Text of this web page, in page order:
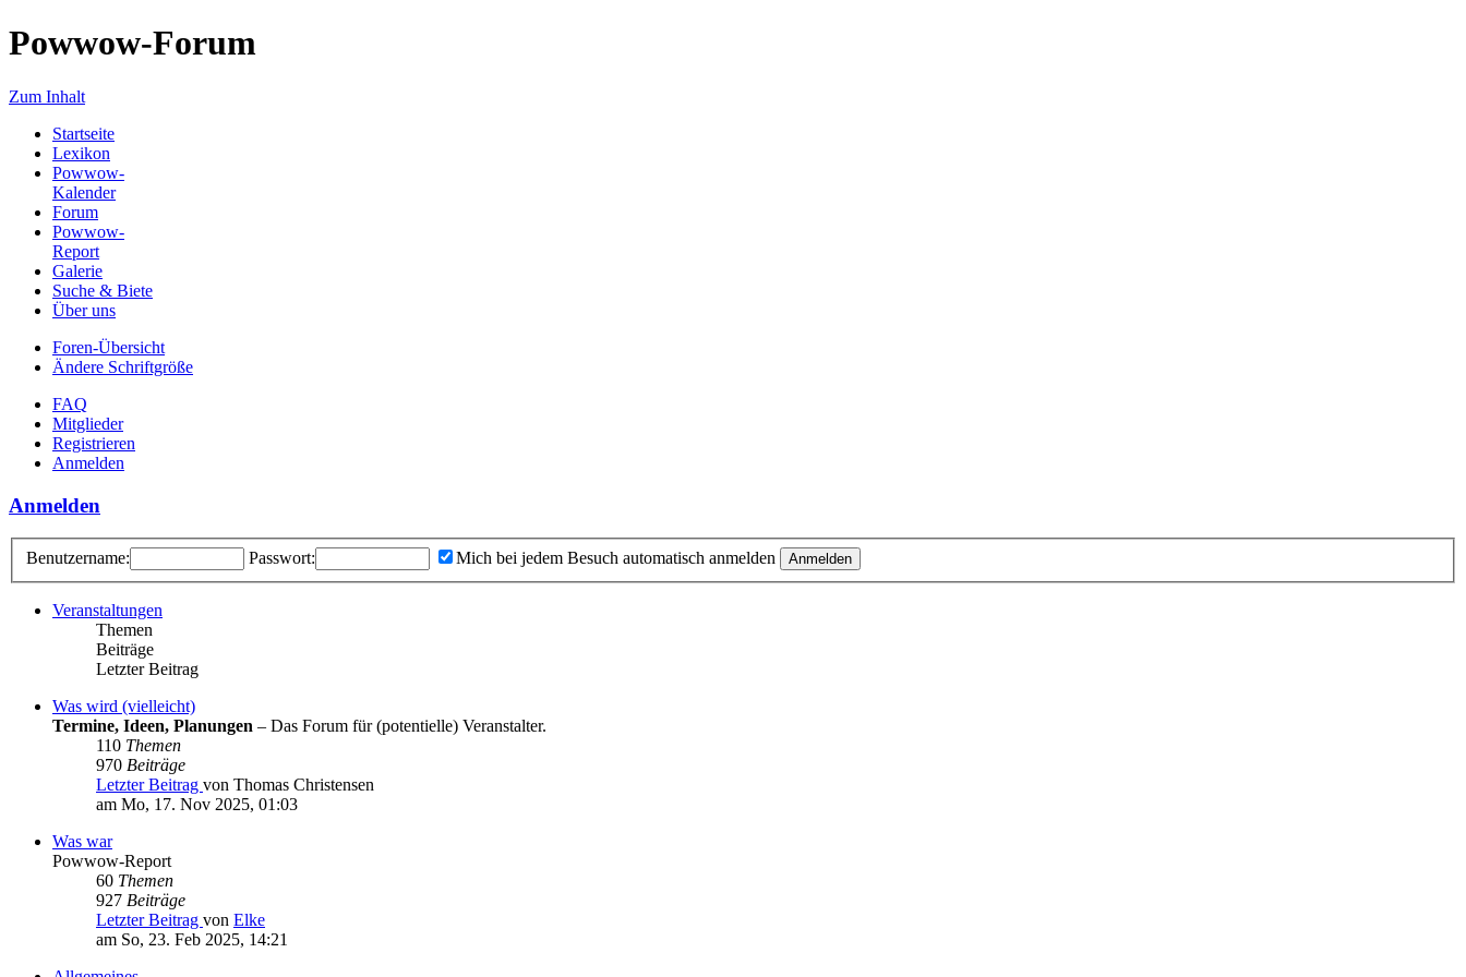
Powwow-Forum
Zum Inhalt
Startseite
Lexikon
Powwow-
Kalender
Forum
Powwow-
Report
Galerie
Suche & Biete
Über uns
Foren-Übersicht
Ändere Schriftgröße
FAQ
Mitglieder
Registrieren
Anmelden
Anmelden
Benutzername: Passwort: Mich bei jedem Besuch automatisch anmelden
Veranstaltungen
Themen
Beiträge
Letzter Beitrag
Was wird (vielleicht)
Termine, Ideen, Planungen – Das Forum für (potentielle) Veranstalter.
110 Themen
970 Beiträge
Letzter Beitrag von Thomas Christensen
am Mo, 17. Nov 2025, 01:03
Was war
Powwow-Report
60 Themen
927 Beiträge
Letzter Beitrag von Elke
am So, 23. Feb 2025, 14:21